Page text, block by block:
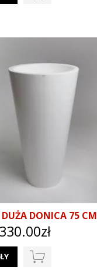
DONICA 75 CM
330.00zł